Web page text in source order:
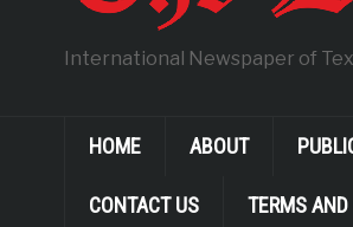
International Newspaper of
HOME ABOUT
CONTACT US TERMS